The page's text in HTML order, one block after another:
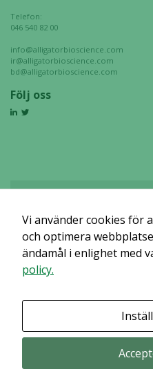
Telefon:
046 540 82 00
info@alligatorbioscience.com
ir@alligatorbioscience.com
bd@alligatorbioscience.com
Följ oss
Det verkar som om dina
Vi använder cookies för
och optimera
ändamål i enlighet med
policy.